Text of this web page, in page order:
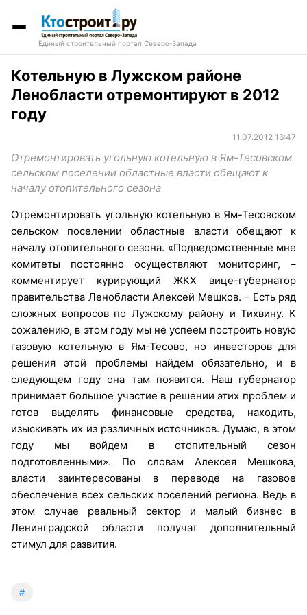
Единый строительный портал Северо-Запада
Котельную в Лужском районе
Ленобласти отремонтируют в 2012
году
11.07.2012 16:47
Отремонтировать угольную котельную в Ям-Тесовском
сельском поселении областные власти обещают к
началу отопительного сезона
Отремонтировать угольную котельную в Ям-Тесовском
сельском поселении областные власти обещают к
началу отопительного сезона. «Подведомственные мне
комитеты постоянно осуществляют мониторинг, –
комментирует курирующий ЖКХ вице-губернатор
правительства Ленобласти Алексей Мешков. – Есть ряд
сложных вопросов по Лужскому району и Тихвину. К
сожалению, в этом году мы не успеем построить новую
газовую котельную в Ям-Тесово, но инвесторов для
решения этой проблемы найдем обязательно, и в
следующем году она там появится. Наш губернатор
принимает большое участие в решении этих проблем и
готов выделять финансовые средства, находить,
изыскивать их из различных источников. Думаю, в этом
году мы войдем в отопительный сезон
подготовленными». По словам Алексея Мешкова,
власти заинтересованы в переводе на газовое
обеспечение всех сельских поселений региона. Ведь в
этом случае реальный сектор и малый бизнес в
Ленинградской области получат дополнительный
стимул для развития.
#